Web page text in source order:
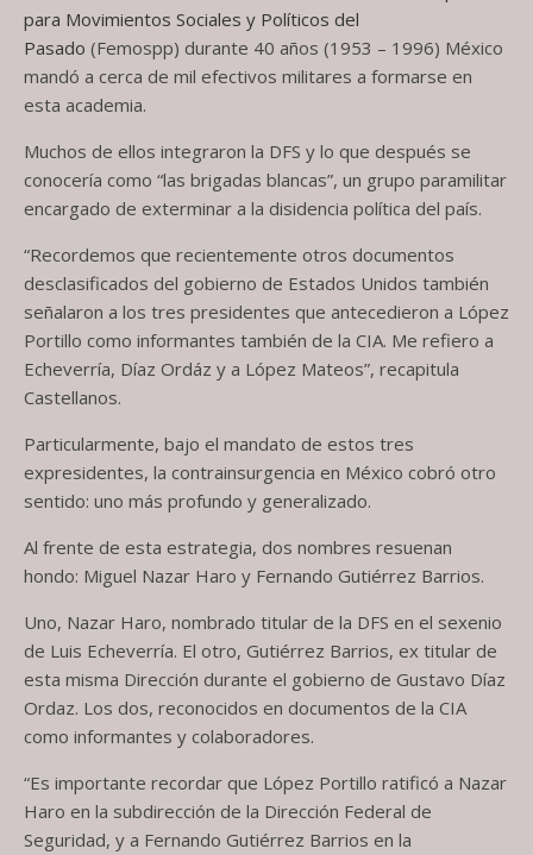
para Movimientos Sociales y Políticos del
Pasado (Femospp) durante 40 años (1953 – 1996) México
mandó a cerca de mil efectivos militares a formarse en
esta academia.
Muchos de ellos integraron la DFS y lo que después se
conocería como “las brigadas blancas”, un grupo paramilitar
encargado de exterminar a la disidencia política del país.
“Recordemos que recientemente otros documentos
desclasificados del gobierno de Estados Unidos también
señalaron a los tres presidentes que antecedieron a López
Portillo como informantes también de la CIA. Me refiero a
Echeverría, Díaz Ordáz y a López Mateos”, recapitula
Castellanos.
Particularmente, bajo el mandato de estos tres
expresidentes, la contrainsurgencia en México cobró otro
sentido: uno más profundo y generalizado.
Al frente de esta estrategia, dos nombres resuenan
hondo: Miguel Nazar Haro y Fernando Gutiérrez Barrios.
Uno, Nazar Haro, nombrado titular de la DFS en el sexenio
de Luis Echeverría. El otro, Gutiérrez Barrios, ex titular de
esta misma Dirección durante el gobierno de Gustavo Díaz
Ordaz. Los dos, reconocidos en documentos de la CIA
como informantes y colaboradores.
“Es importante recordar que López Portillo ratificó a Nazar
Haro en la subdirección de la Dirección Federal de
Seguridad, y a Fernando Gutiérrez Barrios en la